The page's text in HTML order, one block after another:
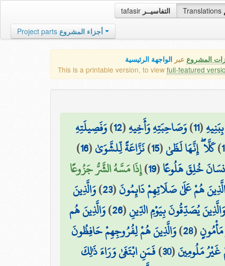
tafasir التفاسيــر Translations
Project parts أجزاء المشروع
المشروع عبر الواجهة الرئيسية
This is a printable version, to view full-featured
(
11
)وَصَاحِبَتِهِ وَأَخِيهِ(
12
)وَفَصِيلَتِهِ
)كَلَّا ۖ إِنَّهَا لَظَىٰ(
15
)نَزَّاعَةً لِّلشَّوَىٰ(
16
)
خُلِقَ هَلُوعًا(
19
)إِذَا مَسَّهُ الشَّرُّ جَزُوعًا
الَّذِينَ هُمْ عَلَىٰ صَلَاتِهِمْ دَائِمُونَ(
23
)وَالَّذِينَ
وَالَّذِينَ يُصَدِّقُونَ بِيَوْمِ الدِّينِ(
26
)وَالَّذِينَ هُم
(
28
)وَالَّذِينَ هُمْ لِفُرُوجِهِمْ حَافِظُونَ
غَيْرُ مَلُومِينَ(
30
)فَمَنِ ابْتَغَىٰ وَرَاءَ ذَٰلِكَ